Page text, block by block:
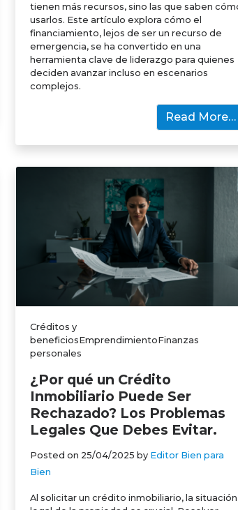
tienen más recursos, sino las que saben
usarlos. Este artículo explora cómo el
financiamiento, lejos de ser un recurso de
emergencia, se ha convertido en una
herramienta clave de liderazgo para quienes
deciden avanzar incluso en escenarios
complejos.
Read More…
Créditos y
beneficiosEmprendimientoFinanzas
personales
¿Por qué un Crédito
Inmobiliario Puede Ser
Rechazado? Los Problemas
Legales Que Debes Evitar.
Posted on 25/04/2025 byEditor Bien para
Bien
Al solicitar un crédito inmobiliario, la situación